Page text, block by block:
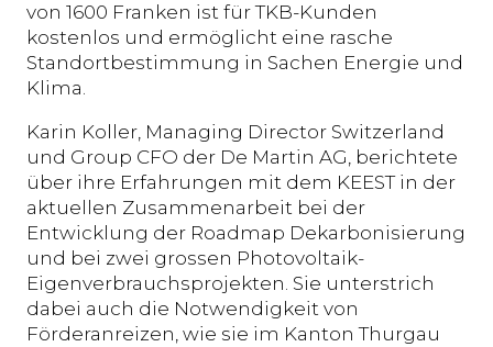
von 1600 Franken ist für TKB-Kunden
kostenlos und ermöglicht eine rasche
Standortbestimmung in Sachen Energie und
Klima.
Karin Koller, Managing Director Switzerland
und Group CFO der De Martin AG, berichtete
über ihre Erfahrungen mit dem KEEST in der
aktuellen Zusammenarbeit bei der
Entwicklung der Roadmap Dekarbonisierung
und bei zwei grossen Photovoltaik-
Eigenverbrauchsprojekten. Sie unterstrich
dabei auch die Notwendigkeit von
Förderanreizen, wie sie im Kanton Thurgau